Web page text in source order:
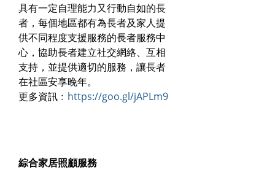
具有一定自理能力又行動自如的長
者，每個地區都有為長者及家人提
供不同程度支援服務的長者服務中
心，協助長者建立社交網絡、互相
支持，並提供適切的服務，讓長者
在社區安享晚年。
更多資訊﹕ https://goo.gl/jAPLm9
綜合家居照顧服務